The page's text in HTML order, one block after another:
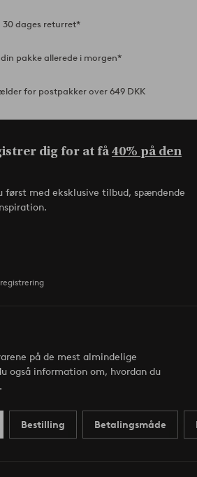
30 dages returret*
din pakke allerede i morgen*
for postpakker over 649 DKK
dig for at få40% på den
først med eksklusive tilbud, spændende
på de mest almindelige
også information om, hvordan du
Bestilling Betalingsmåde